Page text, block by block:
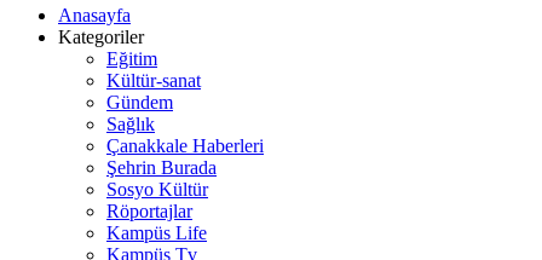
Anasayfa
Kategoriler
Eğitim
Kültür-sanat
Gündem
Sağlık
Çanakkale Haberleri
Şehrin Burada
Sosyo Kültür
Röportajlar
Kampüs Life
Kampüs Tv